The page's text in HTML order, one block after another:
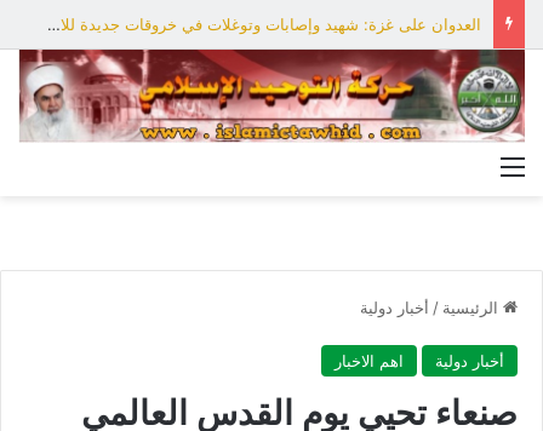
العدوان على غزة: شهيد وإصابات وتوغلات في خروقات جديدة للاحتلال
الرئيسية / أخبار دولية
أخبار دولية اهم الاخبار
صنعاء تحيي يوم القدس العالمي